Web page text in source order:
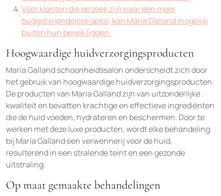
Voor klanten die op zoek zijn naar een meer
budgetvriendelijke optie, kan Maria Galland mogelijk
buiten hun bereik liggen.
Hoogwaardige huidverzorgingsproducten
Maria Galland schoonheidssalon onderscheidt zich door
het gebruik van hoogwaardige huidverzorgingsproducten.
De producten van Maria Galland zijn van uitzonderlijke
kwaliteit en bevatten krachtige en effectieve ingrediënten
die de huid voeden, hydrateren en beschermen. Door te
werken met deze luxe producten, wordt elke behandeling
bij Maria Galland een verwennerij voor de huid,
resulterend in een stralende teint en een gezonde
uitstraling.
Op maat gemaakte behandelingen